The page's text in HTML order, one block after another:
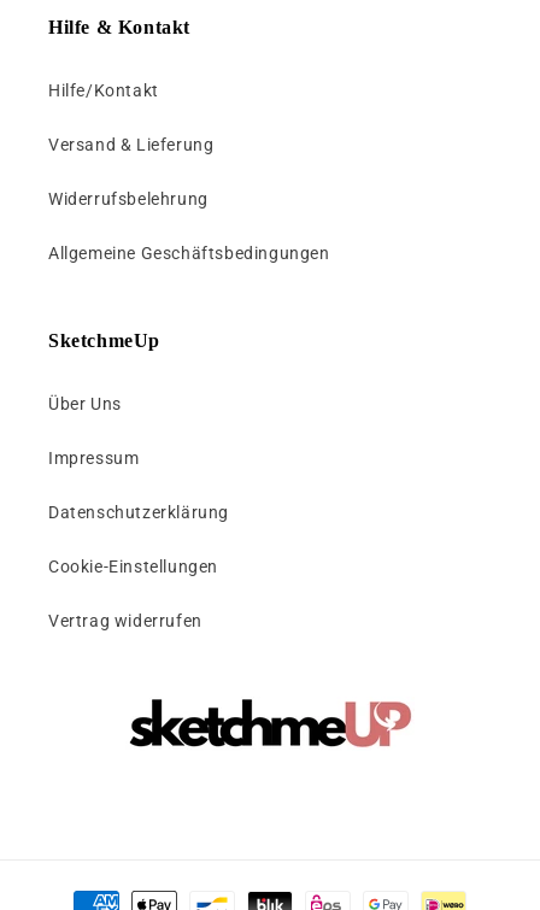
Hilfe & Kontakt
Hilfe/Kontakt
Versand & Lieferung
Widerrufsbelehrung
Allgemeine Geschäftsbedingungen
SketchmeUp
Über Uns
Impressum
Datenschutzerklärung
Cookie-Einstellungen
Vertrag widerrufen
Zahlungsmethoden